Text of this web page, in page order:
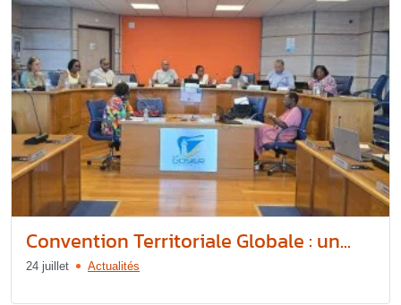
Convention Territoriale Globale : un...
24 juillet Actualités